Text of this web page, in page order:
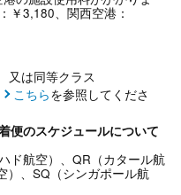
￥3,180、関西空港：
は同等クラス
こちらを参照してくださ
便のスケジュールについて
ド航空）、QR（カタール航
）、SQ（シンガポール航